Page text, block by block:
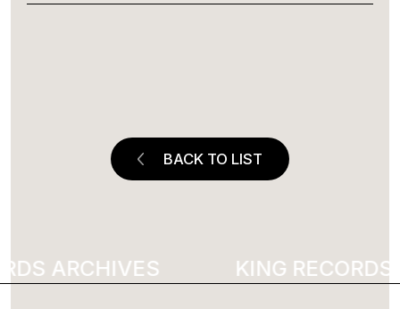
BACK TO LIST
ARCHIVES KING RECORDS